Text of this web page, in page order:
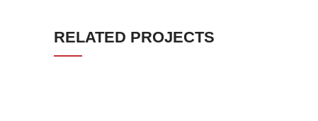
RELATED PROJECTS